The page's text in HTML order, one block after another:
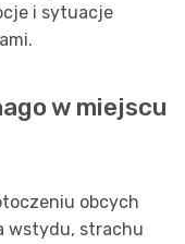
i sytuacje
w miejscu
obcych
wstydu, strachu